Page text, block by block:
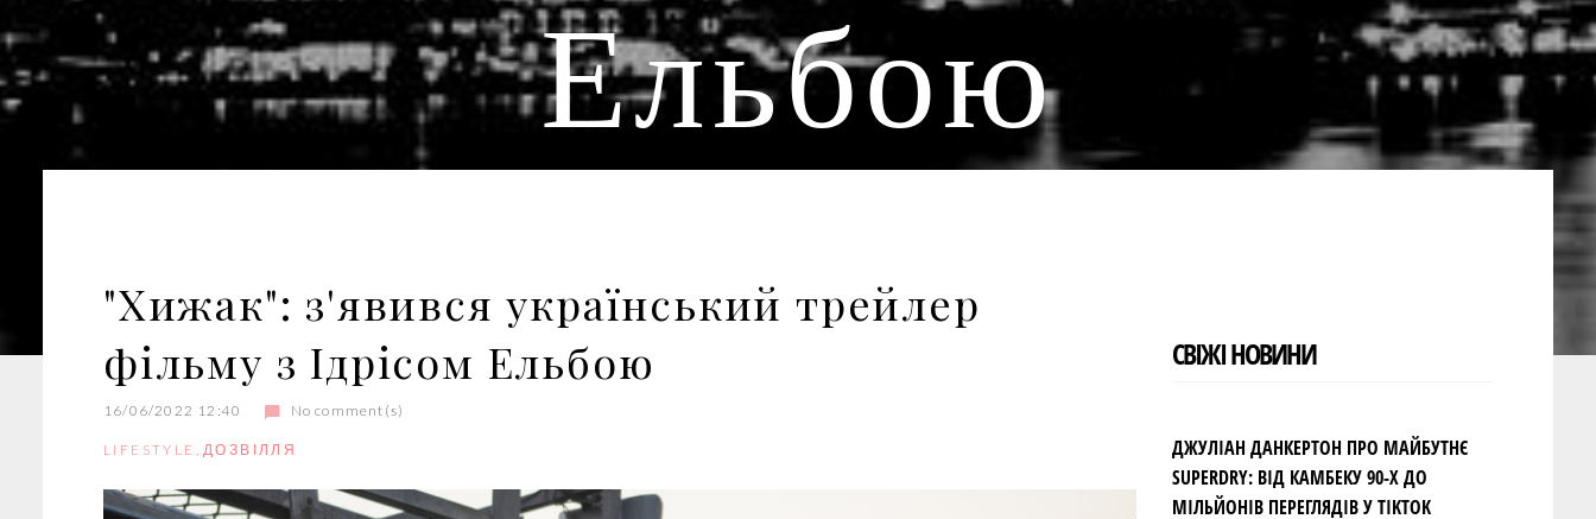
Ельбою
"Хижак": з'явився український трейлер
фільму з Ідрісом Ельбою
16/06/2022 12:40 No comment(s)
LIFESTYLE ДОЗВІЛЛЯ
СВІЖІ НОВИНИ
ДЖУЛІАН ДАНКЕРТОН ПРО МАЙБУТНЄ
SUPERDRY: ВІД КАМБЕКУ 90-Х ДО
МІЛЬЙОНІВ ПЕРЕГЛЯДІВ У TIKTOK